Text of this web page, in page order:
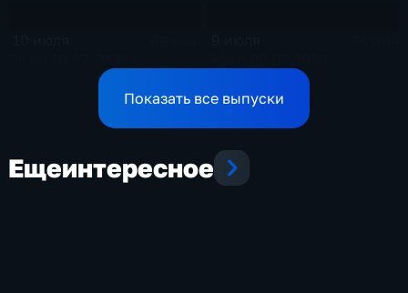
Показать все выпуски
Ещеинтересное